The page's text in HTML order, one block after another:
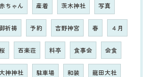
ちゃん 産着 茨木神社 写真
祈祷 予約 吉野神宮 春 ４月
百楽荘 料亭 食事会 会食
神神社 駐車場 和装 龍田大社